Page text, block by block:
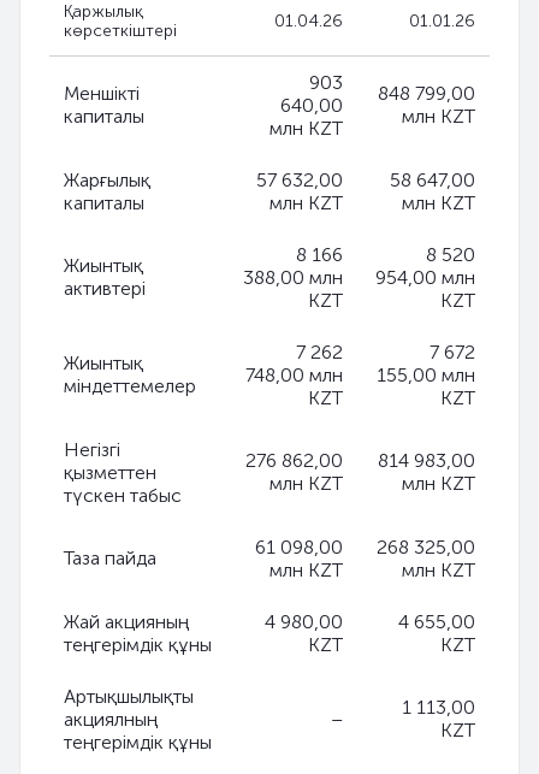
Қаржылық
көрсеткіштері
01.04.26 01.01.26
Меншікті
капиталы
903
640,00
млн KZT
848 799,00
млн KZT
Жарғылық
капиталы
57 632,00
млн KZT
58 647,00
млн KZT
Жиынтық
активтері
8 166
388,00 млн
KZT
8 520
954,00 млн
KZT
Жиынтық
міндеттемелер
7 262
748,00 млн
KZT
7 672
155,00 млн
KZT
Негізгі
қызметтен
түскен табыс
276 862,00
млн KZT
814 983,00
млн KZT
Таза пайда
61 098,00
млн KZT
268 325,00
млн KZT
Жай акцияның
теңгерімдік құны
4 980,00
KZT
4 655,00
KZT
Артықшылықты
акциялның
теңгерімдік құны
–
1 113,00
KZT